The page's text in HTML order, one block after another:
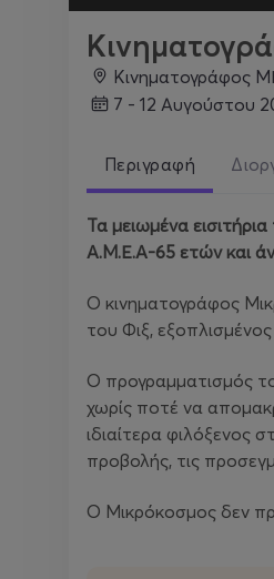
7 - 12 Αυγούστου
Περιγραφή
Τα μειωμένα
Α.Μ.Ε.Α-65 ετών και
Ο κινηματογράφος
του Φιξ,
Ο προγραμματισμός
χωρίς ποτέ να
ιδιαίτερα φιλόξενος
προβολής, τις
Ο Μικρόκοσμος δεν